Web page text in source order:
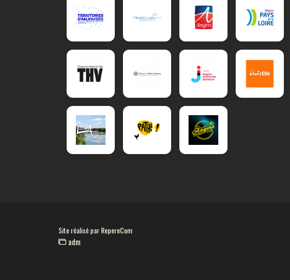
Site réalisé parRepereCom
adm